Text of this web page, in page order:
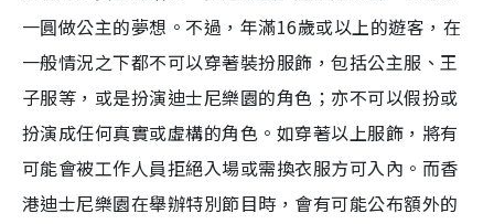
一圓做公主的夢想。不過，年滿16歲或以上的遊客，在
一般情況之下都不可以穿著裝扮服飾，包括公主服、王
子服等，或是扮演迪士尼樂園的角色；亦不可以假扮或
扮演成任何真實或虛構的角色。如穿著以上服飾，將有
可能會被工作人員拒絕入場或需換衣服方可入內。而香
港迪士尼樂園在舉辦特別節目時，會有可能公布額外的